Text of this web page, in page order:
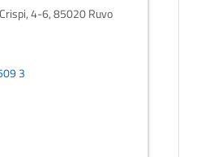
4-6, 85020 Ruvo
3